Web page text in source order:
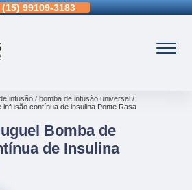
(15) 99109-3183 (11)3963-0036
infusão
bomba de infusão universal
infusão contínua de insulina Ponte Rasa
Bomba de
de Insulina